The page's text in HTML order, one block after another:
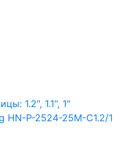
1.2", 1.1", 1"
HN-P-2524-25M-C1.2/1